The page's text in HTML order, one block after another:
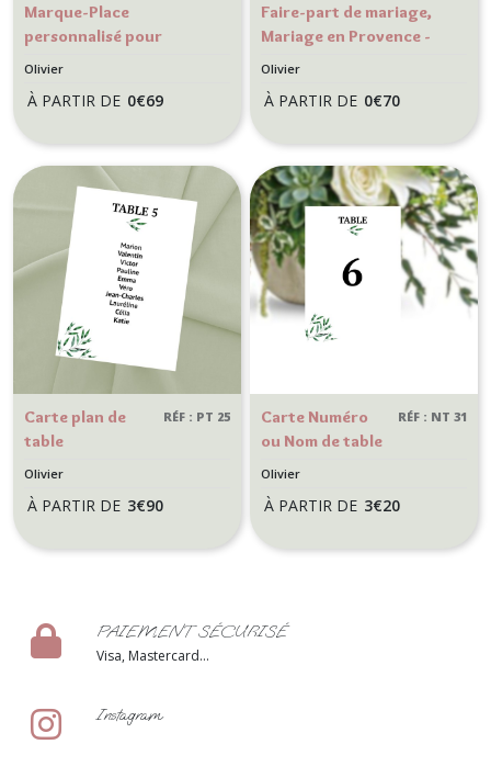
Marque-Place
personnalisé pour
Mariage provençal -
Olivier
À PARTIR DE 0€69
Faire-part de mariage,
Mariage en Provence -
Thème Olivier
Olivier
À PARTIR DE 0€70
Carte plan de
table
Provençal -
RÉF : PT 25
Olivier
À PARTIR DE 3€90
Carte Numéro
ou Nom de table
Provençal -
RÉF : NT 31
Olivier
À PARTIR DE 3€20
PAIEMENT SÉCURISÉ
Visa, Mastercard...
Instagram